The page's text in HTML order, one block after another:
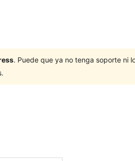
. Puede que ya no tenga soporte ni